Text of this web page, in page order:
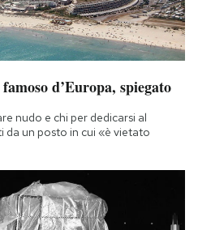
d’Europa, spiegato
nudo e chi per dedicarsi al
un posto in cui «è vietato